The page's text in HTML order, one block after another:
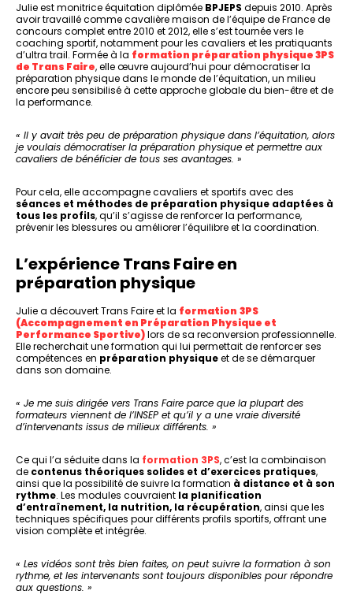
Julie est monitrice équitation diplômée BPJEPS depuis 2010. Après
avoir travaillé comme cavalière maison de l’équipe de France de
concours complet entre 2010 et 2012, elle s’est tournée vers le
coaching sportif, notamment pour les cavaliers et les pratiquants
d’ultra trail. Formée à la formation préparation physique 3PS
de Trans Faire, elle œuvre aujourd’hui pour démocratiser la
préparation physique dans le monde de l’équitation, un milieu
encore peu sensibilisé à cette approche globale du bien-être et de
la performance.
« Il y avait très peu de préparation physique dans l’équitation, alors
je voulais démocratiser la préparation physique et permettre aux
cavaliers de bénéficier de tous ses avantages. »
Pour cela, elle accompagne cavaliers et sportifs avec des
séances et méthodes de préparation physique adaptées à
tous les profils, qu’il s’agisse de renforcer la performance,
prévenir les blessures ou améliorer l’équilibre et la coordination.
L’expérience Trans Faire en
préparation physique
Julie a découvert Trans Faire et la formation 3PS
(Accompagnement en Préparation Physique et
Performance Sportive)lors de sa reconversion professionnelle.
Elle recherchait une formation qui lui permettait de renforcer ses
compétences en préparation physiqueet de se démarquer
dans son domaine.
« Je me suis dirigée vers Trans Faire parce que la plupart des
formateurs viennent de l’INSEP et qu’il y a une vraie diversité
d’intervenants issus de milieux différents. »
Ce qui l’a séduite dans la formation 3PS, c’est la combinaison
de contenus théoriques solides et d’exercices pratiques,
ainsi que la possibilité de suivre la formation à distance et à son
rythme. Les modules couvraient la planification
d’entraînement, la nutrition, la récupération, ainsi que les
techniques spécifiques pour différents profils sportifs, offrant une
vision complète et intégrée.
« Les vidéos sont très bien faites, on peut suivre la formation à son
rythme, et les intervenants sont toujours disponibles pour répondre
aux questions. »